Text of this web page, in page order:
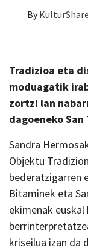
By
Tradizioa eta
moduagatik
zortzi lan
dagoeneko San
Sandra
Objektu
bederatzigarren
Bitaminek eta
ekimenak
kriseilua izan da